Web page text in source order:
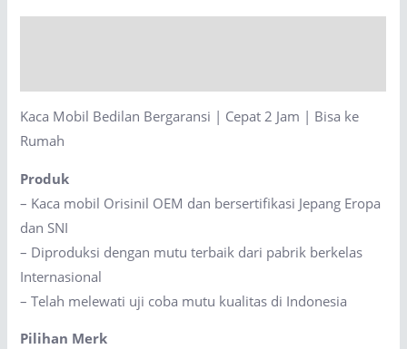
|
Bisa
ke
Rumah
quantity
Kaca Mobil Bedilan Bergaransi | Cepat 2 Jam | Bisa ke
Rumah
Produk
– Kaca mobil Orisinil OEM dan bersertifikasi Jepang Eropa
dan SNI
– Diproduksi dengan mutu terbaik dari pabrik berkelas
Internasional
– Telah melewati uji coba mutu kualitas di Indonesia
Pilihan Merk